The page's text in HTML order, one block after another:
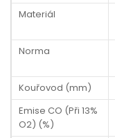
Materiál
Norma
Kouřovod (mm)
Emise CO (Při 13%
O2) (%)